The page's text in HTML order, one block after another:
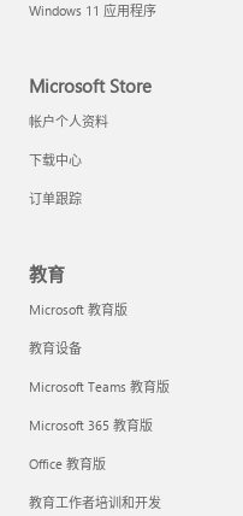
Windows 11 应用程序
Microsoft Store
帐户个人资料
下载中心
订单跟踪
教育
Microsoft 教育版
教育设备
Microsoft Teams 教育版
Microsoft 365 教育版
Office 教育版
教育工作者培训和开发